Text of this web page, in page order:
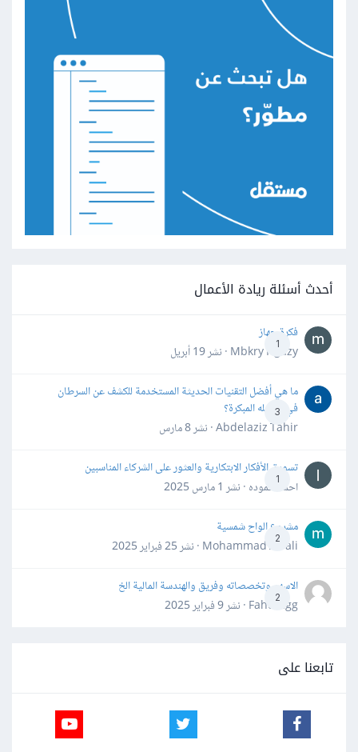
أحدث أسئلة ريادة الأعمال
1
فكرة جهاز
Mbkry Hgazy · نشر
19 أبريل
3
ما هي أفضل التقنيات الحديثة المستخدمة للكشف عن السرطان
في مراحله المبكرة؟
Abdelaziz Tahir · نشر
8 مارس
1
تسويق الأفكار الابتكارية والعثور على الشركاء المناسبين
احمد حموده · نشر 1 مارس 2025
2
مشروع الواح شمسية
Mohammad Awali · نشر
25 فبراير 2025
2
الاسهم وتخصصاته وفريق والهندسة المالية الخ
Fahd Ggg · نشر
9 فبراير 2025
تابعنا على